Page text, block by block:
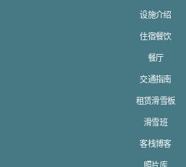
设施介绍
住宿餐饮
餐厅
交通指南
租赁滑雪板
滑雪班
客栈博客